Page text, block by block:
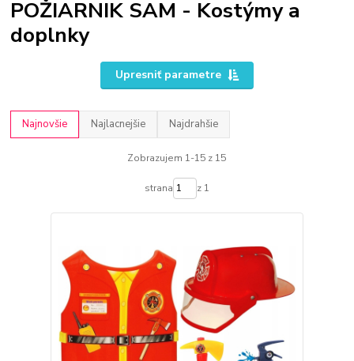
POŽIARNIK SAM - Kostýmy a
doplnky
Upresniť parametre
Najnovšie Najlacnejšie Najdrahšie
Zobrazujem 1-15 z 15
strana z 1